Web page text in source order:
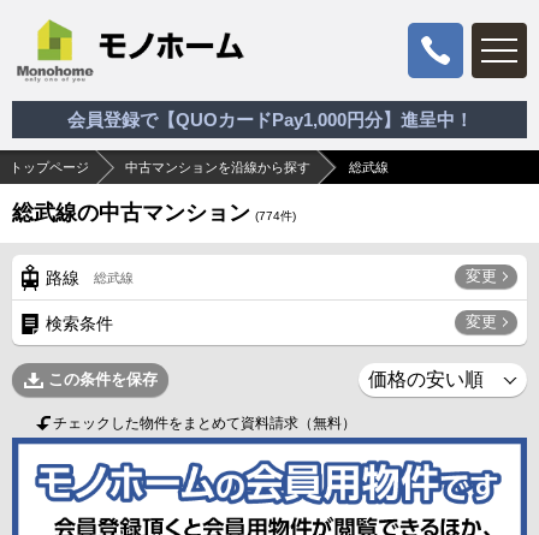
会員登録で【QUOカードPay1,000円分】進呈中！
トップページ 中古マンションを沿線から探す 総武線
総武線の中古マンション (774件)
路線 総武線 変更
検索条件 変更
この条件を保存
チェックした物件をまとめて資料請求（無料）